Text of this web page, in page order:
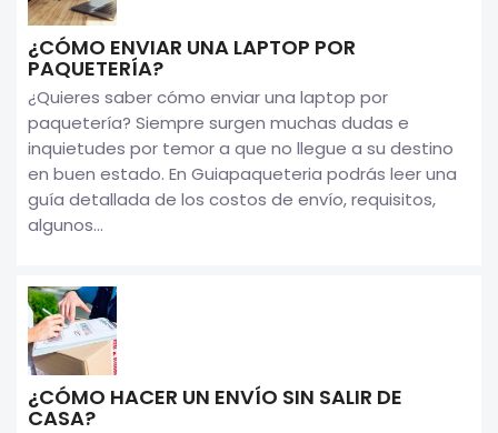
¿CÓMO ENVIAR UNA LAPTOP POR
PAQUETERÍA?
¿Quieres saber cómo enviar una laptop por
paquetería? Siempre surgen muchas dudas e
inquietudes por temor a que no llegue a su destino
en buen estado. En Guiapaqueteria podrás leer una
guía detallada de los costos de envío, requisitos,
algunos...
¿CÓMO HACER UN ENVÍO SIN SALIR DE
CASA?